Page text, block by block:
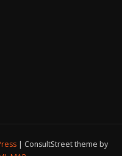
ConsultStreet theme by